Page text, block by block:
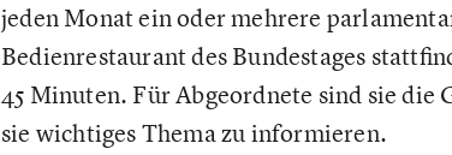
jeden Monat ein oder mehrere
Bedienrestaurant des Bundestages
45 Minuten. Für Abgeordnete sind sie
sie wichtiges Thema zu informieren.